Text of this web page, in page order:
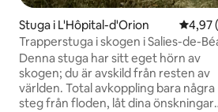
Stuga i L'Hôpital-d'Orion 4,97
4,97
Trapperstuga i skogen i Salies-de-
Denna stuga har sitt eget hörn av
skogen; du är avskild från resten av
världen. Total avkoppling bara några
steg från floden, låt dina önskningar